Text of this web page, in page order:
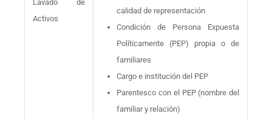
Lavado de
Activos
calidad de representación
Condición de Persona Expuesta
Políticamente (PEP) propia o de
familiares
Cargo e institución del PEP
Parentesco con el PEP (nombre del
familiar y relación)